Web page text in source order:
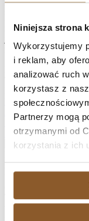
Niniejsza strona
Wykorzystujemy
i reklam, aby
analizować ruch
korzystasz z
Partnerzy mogą
otrzymanymi od
korzystania z ich
złotych. Bank
roku, oddalił środek
Facebook
Twitter
LinkedIn
PrevWygrywamy z
ACa 2338/23)
Sąd Okręgowy w
137/20)Następny
kredytu
także wtedy, gdy
obciążonej hipoteką.
Trójmiasta, ale
waloryzowanych do